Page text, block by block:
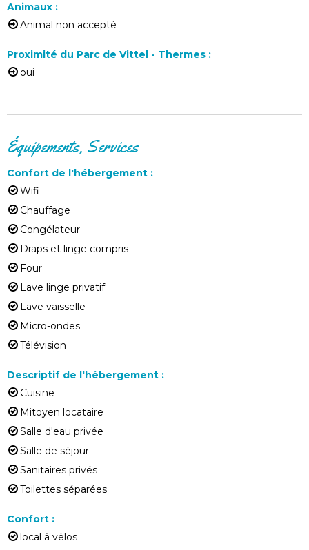
Animaux :
Animal non accepté
Proximité du Parc de Vittel - Thermes :
oui
Équipements, Services
Confort de l'hébergement :
Wifi
Chauffage
Congélateur
Draps et linge compris
Four
Lave linge privatif
Lave vaisselle
Micro-ondes
Télévision
Descriptif de l'hébergement :
Cuisine
Mitoyen locataire
Salle d'eau privée
Salle de séjour
Sanitaires privés
Toilettes séparées
Confort :
local à vélos